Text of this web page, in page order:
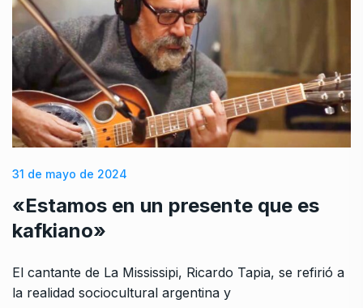
31 de mayo de 2024
«Estamos en un presente que es
kafkiano»
El cantante de La Mississipi, Ricardo Tapia, se refirió a
la realidad sociocultural argentina y